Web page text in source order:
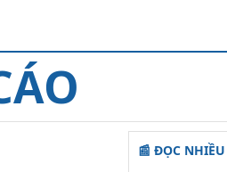
📰 ĐỌC NHIỀU